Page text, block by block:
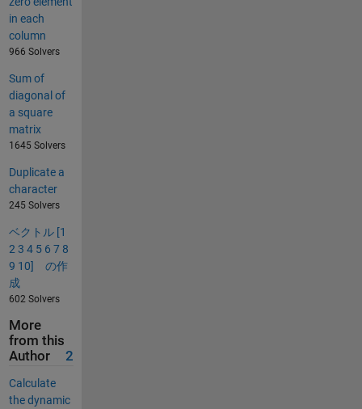
in each
column
966 Solvers
Sum of
diagonal of
a square
matrix
1645 Solvers
Duplicate a
character
245 Solvers
ベクトル [1
2 3 4 5 6 7 8
9 10] の作
成
602 Solvers
More
from this
Author
2
Calculate
the dynamic